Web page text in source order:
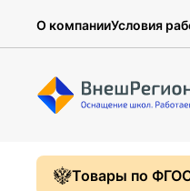
О компанииУсловия
Товары по